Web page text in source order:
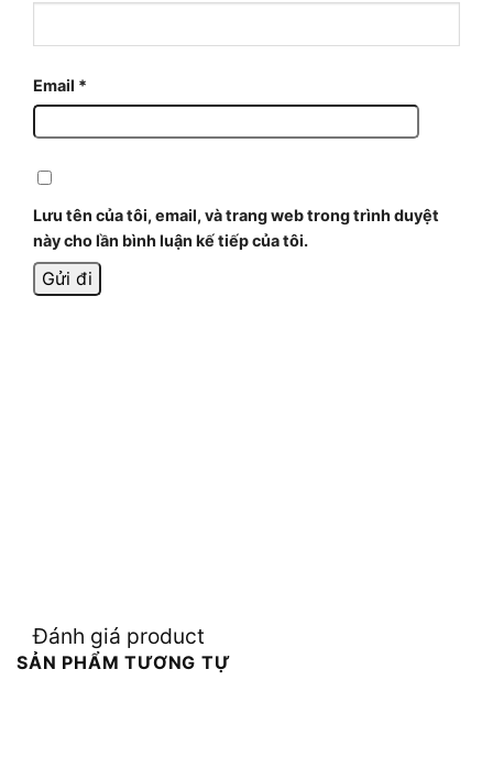
Email *
Lưu tên của tôi, email, và trang web trong trình duyệt
này cho lần bình luận kế tiếp của tôi.
Đánh giá product
SẢN PHẨM TƯƠNG TỰ